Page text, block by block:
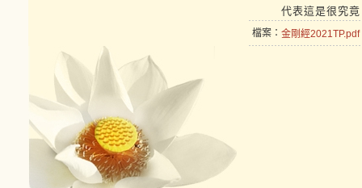
代表這是很究
檔案： 金剛經2021TP.pdf